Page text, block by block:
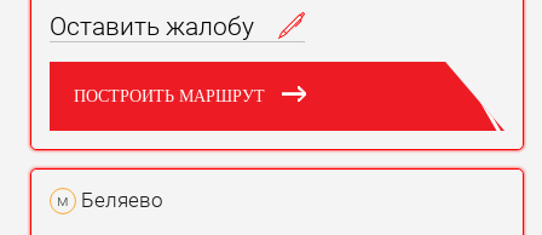
Оставить жалобу
ПОСТРОИТЬ МАРШРУТ
м Беляево